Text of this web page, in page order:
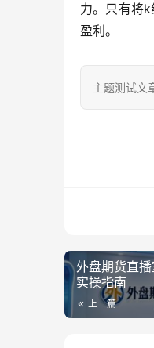
力。只有将
盈利。
主题测试文
外盘期货直
实操指南
上一篇